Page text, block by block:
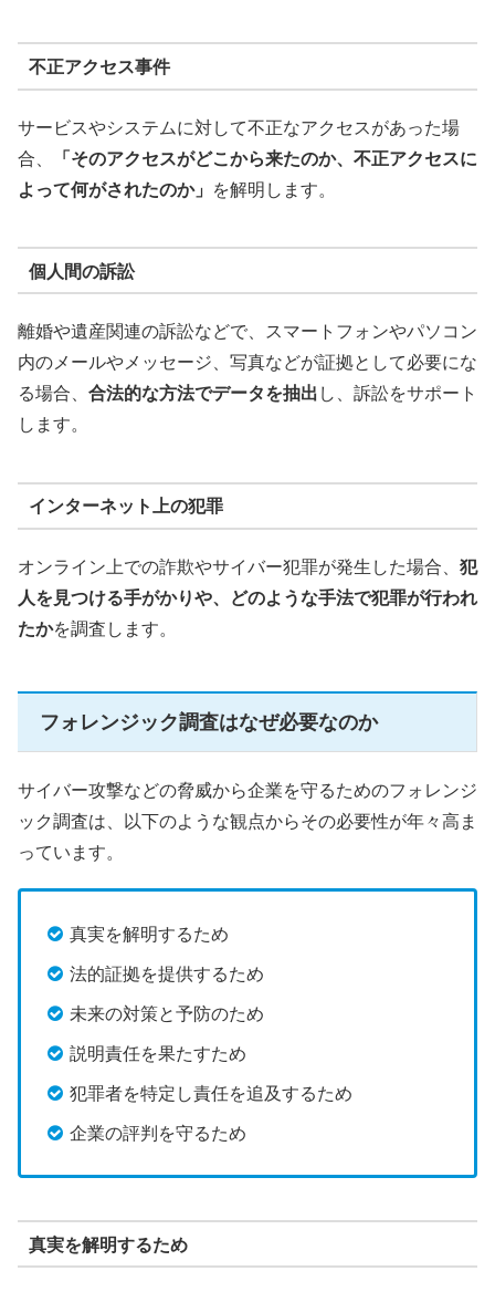
不正アクセス事件
サービスやシステムに対して不正なアクセスがあった場
合、
「そのアクセスがどこから来たのか、不正アクセスに
よって何がされたのか」 を解明します。
個人間の訴訟
離婚や遺産関連の訴訟などで、スマートフォンやパソコン
内のメールやメッセージ、写真などが証拠として必要にな
る場合、 合法的な方法でデータを抽出 し、訴訟をサポート
します。
インターネット上の犯罪
オンライン上での詐欺やサイバー犯罪が発生した場合、 犯
人を見つける手がかりや、どのような手法で犯罪が行われ
たかを調査します。
フォレンジック調査はなぜ必要なのか
サイバー攻撃などの脅威から企業を守るためのフォレンジ
ック調査は、以下のような観点からその必要性が年々高ま
っています。
真実を解明するため
法的証拠を提供するため
未来の対策と予防のため
説明責任を果たすため
犯罪者を特定し責任を追及するため
企業の評判を守るため
真実を解明するため